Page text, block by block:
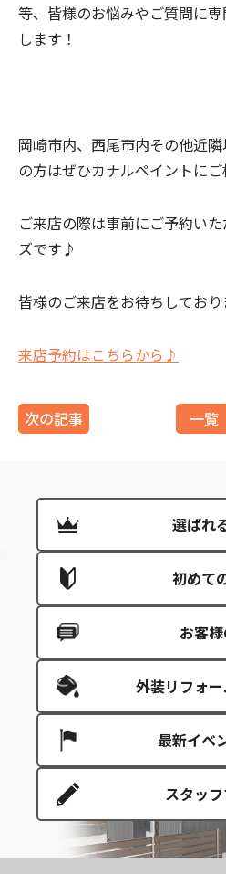
等、皆様のお悩みやご質問に
します！
岡崎市内、西尾市内その他近
の方はぜひカナルペイントにご
ご来店の際は事前にご予約い
ズです♪
皆様のご来店をお待ちしており
来店予約はこちらから♪
次の記事 一覧
選ばれ
初めて
お客
外装リフォ
最新イベ
スタッ